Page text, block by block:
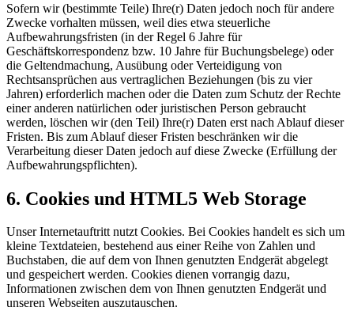
Sofern wir (bestimmte Teile) Ihre(r) Daten jedoch noch für andere
Zwecke vorhalten müssen, weil dies etwa steuerliche
Aufbewahrungsfristen (in der Regel 6 Jahre für
Geschäftskorrespondenz bzw. 10 Jahre für Buchungsbelege) oder
die Geltendmachung, Ausübung oder Verteidigung von
Rechtsansprüchen aus vertraglichen Beziehungen (bis zu vier
Jahren) erforderlich machen oder die Daten zum Schutz der Rechte
einer anderen natürlichen oder juristischen Person gebraucht
werden, löschen wir (den Teil) Ihre(r) Daten erst nach Ablauf dieser
Fristen. Bis zum Ablauf dieser Fristen beschränken wir die
Verarbeitung dieser Daten jedoch auf diese Zwecke (Erfüllung der
Aufbewahrungspflichten).
6. Cookies und HTML5 Web Storage
Unser Internetauftritt nutzt Cookies. Bei Cookies handelt es sich um
kleine Textdateien, bestehend aus einer Reihe von Zahlen und
Buchstaben, die auf dem von Ihnen genutzten Endgerät abgelegt
und gespeichert werden. Cookies dienen vorrangig dazu,
Informationen zwischen dem von Ihnen genutzten Endgerät und
unseren Webseiten auszutauschen.